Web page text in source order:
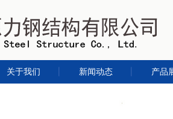
关于我们 新闻动态 产品